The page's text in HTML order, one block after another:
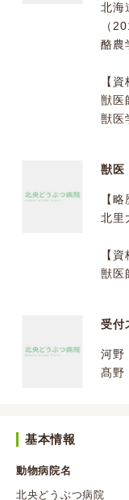
北海
（
酪農
【
獣医
獣医
獣医
【略
北里
【
獣医
受付
河
髙
基本情報
動物病院名
北央どうぶつ病院